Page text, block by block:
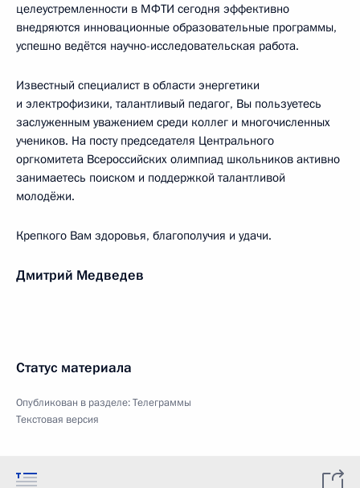
целеустремленности в МФТИ сегодня эффективно
внедряются инновационные образовательные программы,
успешно ведётся научно-исследовательская работа.
Известный специалист в области энергетики
и электрофизики, талантливый педагог, Вы пользуетесь
заслуженным уважением среди коллег и многочисленных
учеников. На посту председателя Центрального
оргкомитета Всероссийских олимпиад школьников активно
занимаетесь поиском и поддержкой талантливой
молодёжи.
Крепкого Вам здоровья, благополучия и удачи.
Дмитрий Медведев
Статус материала
Опубликован в разделе:Телеграммы
Текстовая версия